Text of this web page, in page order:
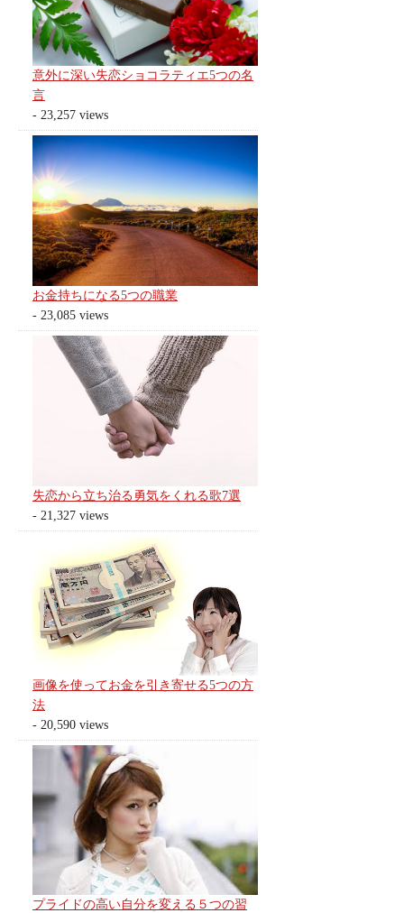
意外に深い失恋ショコラティエ5つの名
言
- 23,257 views
お金持ちになる5つの職業
- 23,085 views
失恋から立ち治る勇気をくれる歌7選
- 21,327 views
画像を使ってお金を引き寄せる5つの方
法
- 20,590 views
プライドの高い自分を変える５つの習